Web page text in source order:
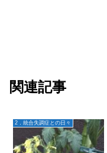
関連記事
2．統合失調症との日々